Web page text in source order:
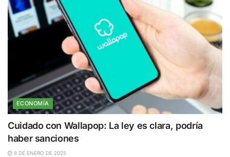
ECONOMÍA
Cuidado con Wallapop: La ley es clara, podría
haber sanciones
8 DE ENERO DE 2025